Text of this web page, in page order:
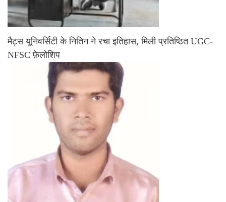
मैट्स यूनिवर्सिटी के नितिन ने रचा इतिहास, मिली प्रतिष्ठित UGC-
NFSC फ़ेलोशिप